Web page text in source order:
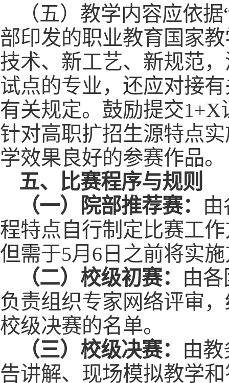
（五）教学内容应依
部印发的职业教育国家
技术、新工艺、新规范
试点的专业，还应对接
有关规定。鼓励提交
针对高职扩招生源特点
学效果良好的参赛作品。
五、比赛程序与规则
（一）院部推荐赛：
程特点自行制定比赛工
但需于5月6日之前将实
（二）校级初赛： 由
负责组织专家网络评审
校级决赛的名单。
（三）校级决赛： 由
告讲解、现场模拟教学